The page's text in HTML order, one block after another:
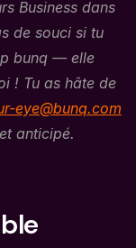
Business dans
de souci si tu
bunq — elle
! Tu as hâte de
eye@bunq.com
anticipé.